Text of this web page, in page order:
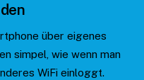
über eigenes
simpel, wie wenn man
WiFi einloggt.